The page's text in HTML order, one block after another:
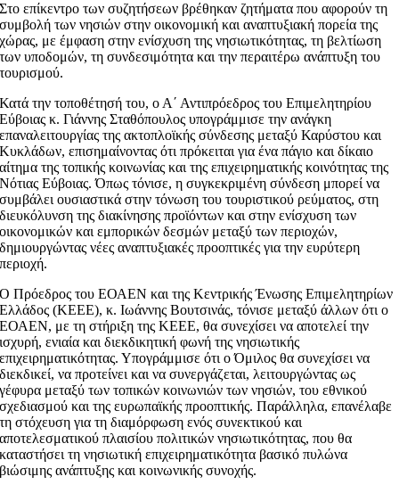
Στο επίκεντρο των συζητήσεων βρέθηκαν ζητήματα που αφορούν τη
συμβολή των νησιών στην οικονομική και αναπτυξιακή πορεία της
χώρας, με έμφαση στην ενίσχυση της νησιωτικότητας, τη βελτίωση
των υποδομών, τη συνδεσιμότητα και την περαιτέρω ανάπτυξη του
τουρισμού.
Κατά την τοποθέτησή του, ο Α΄ Αντιπρόεδρος του Επιμελητηρίου
Εύβοιας κ. Γιάννης Σταθόπουλος υπογράμμισε την ανάγκη
επαναλειτουργίας της ακτοπλοϊκής σύνδεσης μεταξύ Καρύστου και
Κυκλάδων, επισημαίνοντας ότι πρόκειται για ένα πάγιο και δίκαιο
αίτημα της τοπικής κοινωνίας και της επιχειρηματικής κοινότητας της
Νότιας Εύβοιας. Όπως τόνισε, η συγκεκριμένη σύνδεση μπορεί να
συμβάλει ουσιαστικά στην τόνωση του τουριστικού ρεύματος, στη
διευκόλυνση της διακίνησης προϊόντων και στην ενίσχυση των
οικονομικών και εμπορικών δεσμών μεταξύ των περιοχών,
δημιουργώντας νέες αναπτυξιακές προοπτικές για την ευρύτερη
περιοχή.
Ο Πρόεδρος του ΕΟΑΕΝ και της Κεντρικής Ένωσης Επιμελητηρίων
Ελλάδος (ΚΕΕΕ), κ. Ιωάννης Βουτσινάς, τόνισε μεταξύ άλλων ότι ο
ΕΟΑΕΝ, με τη στήριξη της ΚΕΕΕ, θα συνεχίσει να αποτελεί την
ισχυρή, ενιαία και διεκδικητική φωνή της νησιωτικής
επιχειρηματικότητας. Υπογράμμισε ότι ο Όμιλος θα συνεχίσει να
διεκδικεί, να προτείνει και να συνεργάζεται, λειτουργώντας ως
γέφυρα μεταξύ των τοπικών κοινωνιών των νησιών, του εθνικού
σχεδιασμού και της ευρωπαϊκής προοπτικής. Παράλληλα, επανέλαβε
τη στόχευση για τη διαμόρφωση ενός συνεκτικού και
αποτελεσματικού πλαισίου πολιτικών νησιωτικότητας, που θα
καταστήσει τη νησιωτική επιχειρηματικότητα βασικό πυλώνα
βιώσιμης ανάπτυξης και κοινωνικής συνοχής.